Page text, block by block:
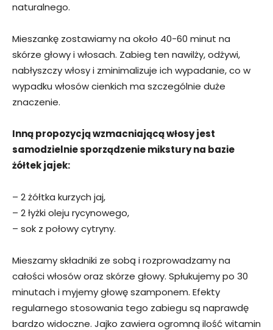
naturalnego.
Mieszankę zostawiamy na około 40-60 minut na
skórze głowy i włosach. Zabieg ten nawilży, odżywi,
nabłyszczy włosy i zminimalizuje ich wypadanie, co w
wypadku włosów cienkich ma szczególnie duże
znaczenie.
Inną propozycją wzmacniającą włosy jest
samodzielnie sporządzenie mikstury na bazie
żółtek jajek:
– 2 żółtka kurzych jaj,
– 2 łyżki oleju rycynowego,
– sok z połowy cytryny.
Mieszamy składniki ze sobą i rozprowadzamy na
całości włosów oraz skórze głowy. Spłukujemy po 30
minutach i myjemy głowę szamponem. Efekty
regularnego stosowania tego zabiegu są naprawdę
bardzo widoczne. Jajko zawiera ogromną ilość witamin